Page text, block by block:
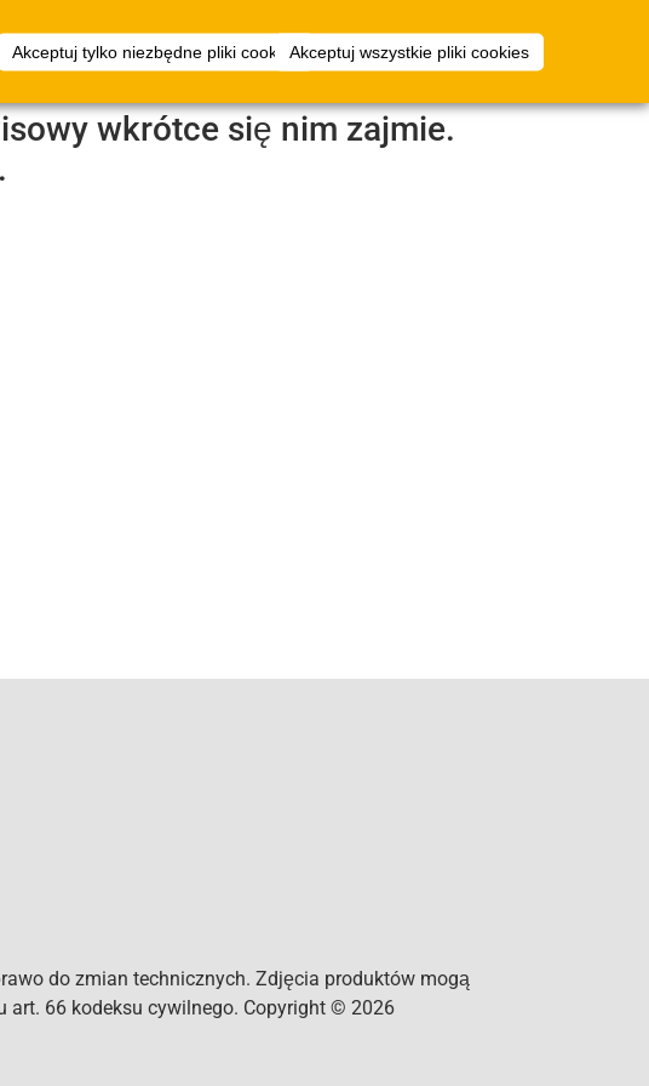
Akceptuj tylko niezbędne pliki cookiesAkceptuj wszystkie pliki cookies
Materiały
pomocnicze
Planer
przestrzeni
logowanie
wkrótce się nim zajmie.
do zmian technicznych. Zdjęcia produktów mogą
art. 66 kodeksu cywilnego. Copyright © 2026